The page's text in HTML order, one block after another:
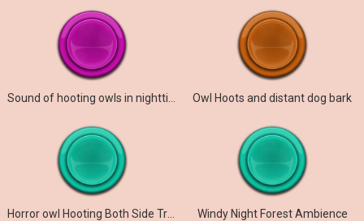
Owl Hoots and distant dog bark
Horror owl Hooting Both Side Travel Windy Night Forest Ambience